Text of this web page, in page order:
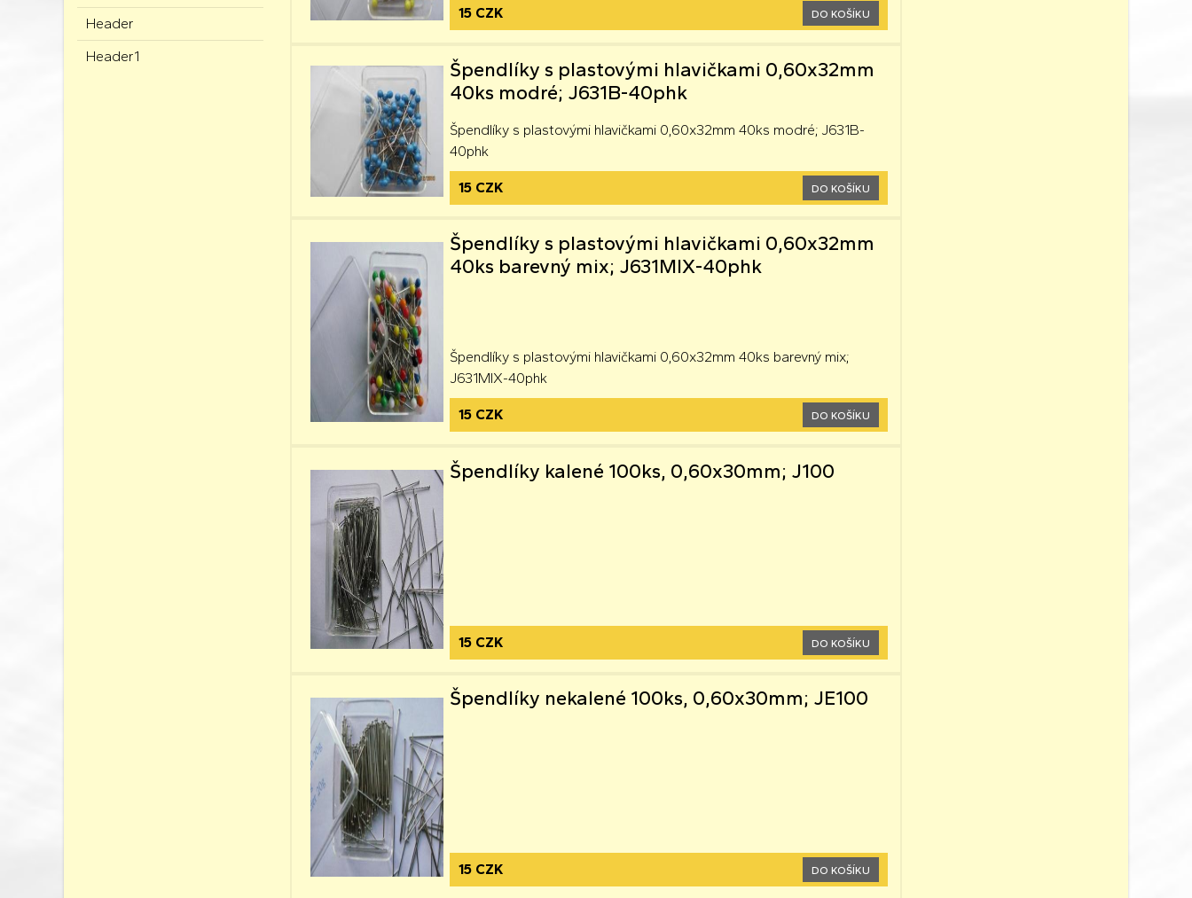
Header
Header1
15 CZK DO KOŠÍKU
Špendlíky s plastovými hlavičkami 0,60x32mm
40ks modré; J631B-40phk
Špendlíky s plastovými hlavičkami 0,60x32mm 40ks modré; J631B-
40phk
15 CZK DO KOŠÍKU
Špendlíky s plastovými hlavičkami 0,60x32mm
40ks barevný mix; J631MIX-40phk
Špendlíky s plastovými hlavičkami 0,60x32mm 40ks barevný mix;
J631MIX-40phk
15 CZK DO KOŠÍKU
Špendlíky kalené 100ks, 0,60x30mm; J100
15 CZK DO KOŠÍKU
Špendlíky nekalené 100ks, 0,60x30mm; JE100
15 CZK DO KOŠÍKU